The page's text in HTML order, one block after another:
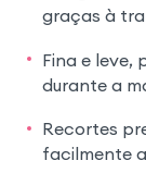
graças à
Fina e leve,
durante a
Recortes
facilmente